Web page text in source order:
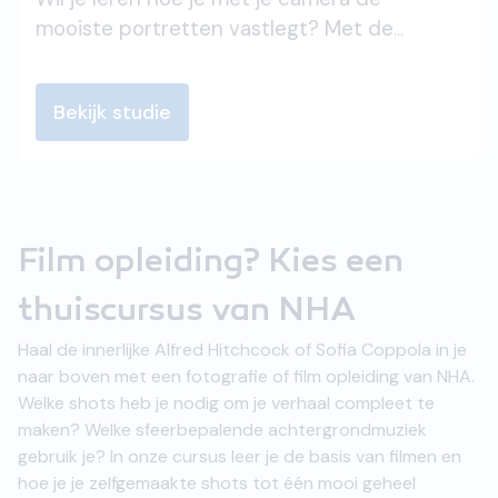
ontdek hoe je met behulp van generatieve
achtergronden kunt genereren.
mooiste portretten vastlegt? Met de
van licht, compositie en het vastleggen van
emoties. Leer professionele technieken om
mensen op hun best te fotograferen. Breng
Bekijk studie
Film opleiding? Kies een
thuiscursus van NHA
Haal de innerlijke Alfred Hitchcock of Sofia Coppola in je
naar boven met een fotografie of film opleiding van NHA.
Welke shots heb je nodig om je verhaal compleet te
maken? Welke sfeerbepalende achtergrondmuziek
gebruik je? In onze cursus leer je de basis van filmen en
hoe je je zelfgemaakte shots tot één mooi geheel